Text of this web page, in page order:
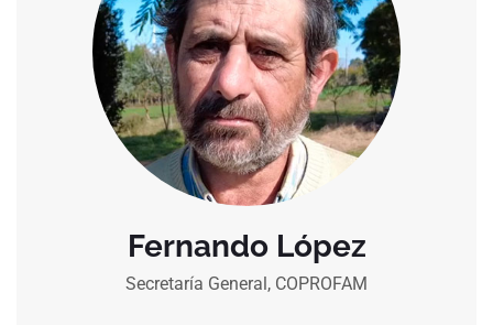
Fernando López
Secretaría General, COPROFAM